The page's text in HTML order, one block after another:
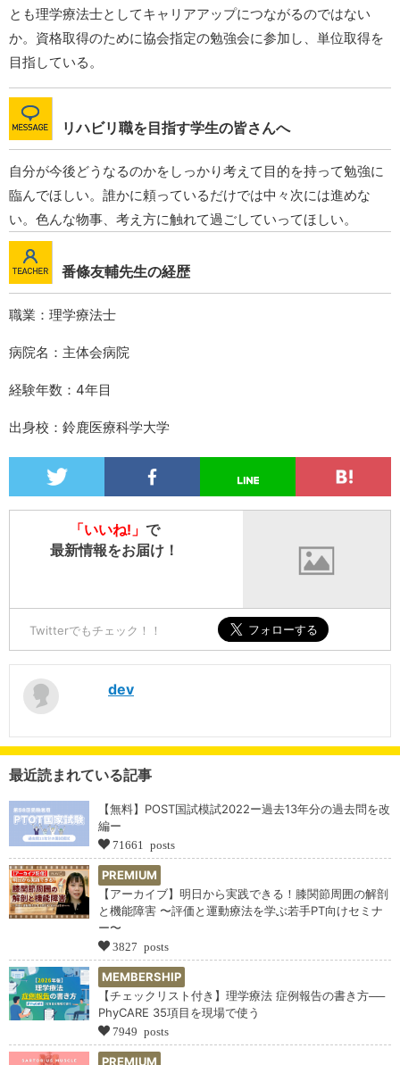
とも理学療法士としてキャリアアップにつながるのではない
か。資格取得のために協会指定の勉強会に参加し、単位取得を
目指している。
リハビリ職を目指す学生の皆さんへ
自分が今後どうなるのかをしっかり考えて目的を持って勉強に
臨んでほしい。誰かに頼っているだけでは中々次には進めな
い。色んな物事、考え方に触れて過ごしていってほしい。
番條友輔先生の経歴
職業：理学療法士
病院名：主体会病院
経験年数：4年目
出身校：鈴鹿医療科学大学
「いいね!」 で
最新情報をお届け！
Twitterでもチェック！！
dev
最近読まれている記事
【無料】POST国試模試2022ー過去13年分の過去問を改
編ー
71661 posts
PREMIUM
【アーカイブ】明日から実践できる！膝関節周囲の解剖
と機能障害 〜評価と運動療法を学ぶ若手PT向けセミナ
ー〜
3827 posts
MEMBERSHIP
【チェックリスト付き】理学療法 症例報告の書き方──
PhyCARE 35項目を現場で使う
7949 posts
PREMIUM